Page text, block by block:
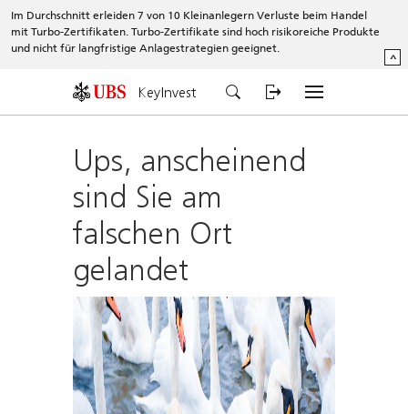
Im Durchschnitt erleiden 7 von 10 Kleinanlegern Verluste beim Handel
mit Turbo-Zertifikaten. Turbo-Zertifikate sind hoch risikoreiche Produkte
und nicht für langfristige Anlagestrategien geeignet.
^
KeyInvest
Ups, anscheinend
sind Sie am
falschen Ort
gelandet